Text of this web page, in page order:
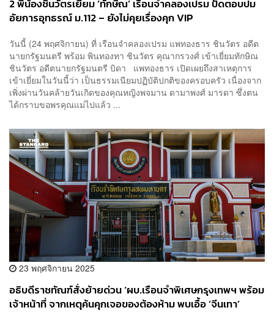
2 พี่น้องชินวัตรเยี่ยม ‘ทักษิณ’ เรือนจำคลองเปรม ปัดตอบปม
อัยการอุทธรณ์ ม.112 – ยังไม่คุยเรื่องคุก VIP
วันนี้ (24 พฤศจิกายน) ที่ เรือนจำคลองเปรม แพทองธาร ชินวัตร อดีต
นายกรัฐมนตรี พร้อม พินทองทา ชินวัตร คุณากรวงศ์ เข้าเยี่ยมทักษิณ
ชินวัตร อดีตนายกรัฐมนตรี บิดา แพทองธาร เปิดเผยถึงสาเหตุการ
เข้าเยี่ยมในวันนี้ว่า เป็นธรรมเนียมปฏิบัติปกติของครอบครัว เนื่องจาก
เพิ่งผ่านวันคล้ายวันเกิดของคุณหญิงพจมาน ดามาพงศ์ มารดา ซึ่งตน
ได้กราบขอพรคุณแม่ไปแล้ว ...
23 พฤศจิกายน 2025
อธิบดีราชทัณฑ์สั่งย้ายด่วน ‘ผบ.เรือนจำพิเศษกรุงเทพฯ พร้อม
เจ้าหน้าที่ จากเหตุค้นคุกเจอของต้องห้าม พบเอื้อ ‘จีนเทา’